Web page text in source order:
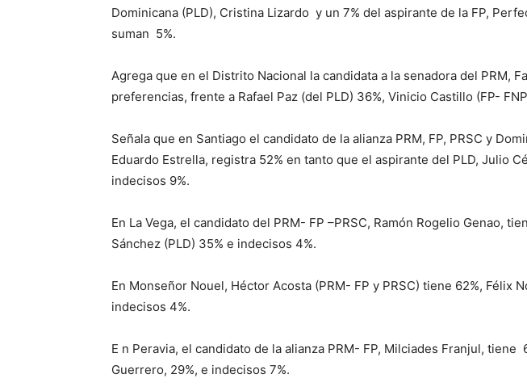
Dominicana (PLD), Cristina Lizardo y un 7% del aspirante de la FP,
suman 5%.
Agrega que en el Distrito Nacional la candidata a la senadora del PRM,
preferencias, frente a Rafael Paz (del PLD) 36%, Vinicio Castillo (FP-
Señala que en Santiago el candidato de la alianza PRM, FP, PRSC y
Eduardo Estrella, registra 52% en tanto que el aspirante del PLD, Julio
indecisos 9%.
En La Vega, el candidato del PRM- FP –PRSC, Ramón Rogelio Genao,
Sánchez (PLD) 35% e indecisos 4%.
En Monseñor Nouel, Héctor Acosta (PRM- FP y PRSC) tiene 62%, Félix
indecisos 4%.
E n Peravia, el candidato de la alianza PRM- FP, Milciades Franjul, tiene
Guerrero, 29%, e indecisos 7%.